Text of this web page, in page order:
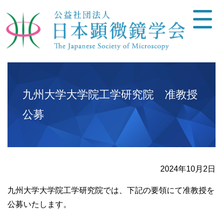
九州大学大学院工学研究院 准教授
公募
2024年10月2日
九州大学大学院工学研究院では、下記の要領にて准教授を
公募いたします。